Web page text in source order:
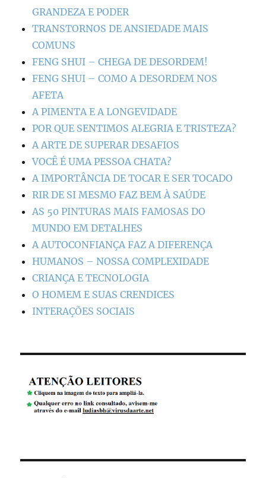
GRANDEZA E PODER
TRANSTORNOS DE ANSIEDADE MAIS
COMUNS
FENG SHUI – CHEGA DE DESORDEM!
FENG SHUI – COMO A DESORDEM NOS
AFETA
A PIMENTA E A LONGEVIDADE
POR QUE SENTIMOS ALEGRIA E TRISTEZA?
A ARTE DE SUPERAR DESAFIOS
VOCÊ É UMA PESSOA CHATA?
A IMPORTÂNCIA DE TOCAR E SER TOCADO
RIR DE SI MESMO FAZ BEM À SAÚDE
AS 50 PINTURAS MAIS FAMOSAS DO
MUNDO EM DETALHES
A AUTOCONFIANÇA FAZ A DIFERENÇA
HUMANOS – NOSSA COMPLEXIDADE
CRIANÇA E TECNOLOGIA
O HOMEM E SUAS CRENDICES
INTERAÇÕES SOCIAIS